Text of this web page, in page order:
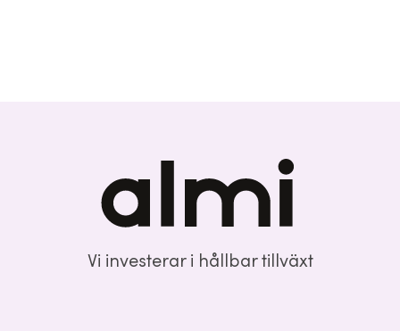
Vi investerar i hållbar tillväxt